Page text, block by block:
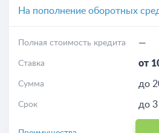
На пополнение оборотных
Полная стоимость кредита —
Ставка от
Сумма до
Срок до 3